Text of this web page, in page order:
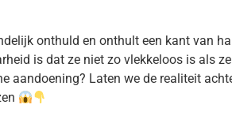
onthuld en onthult een kant van
is dat ze niet zo vlekkeloos is als ze
aandoening? Laten we de realiteit